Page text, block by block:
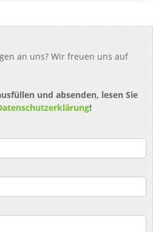
an uns? Wir freuen uns auf
und absenden, lesen Sie
!